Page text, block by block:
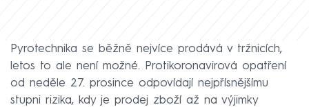
Pyrotechnika se běžně nejvíce prodává v tržnicích,
letos to ale není možné. Protikoronavirová opatření
od neděle 27. prosince odpovídají nejpřísnějšímu
stupni rizika, kdy je prodej zboží až na výjimky